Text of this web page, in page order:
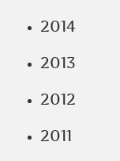
2014
2013
2012
2011